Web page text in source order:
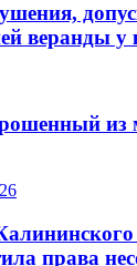
веранды у
из
права